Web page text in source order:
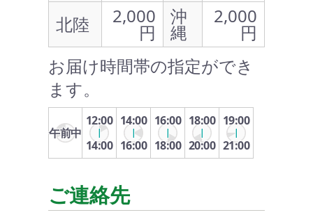
北陸
2,000
円
沖
縄
2,000
円
お届け時間帯の指定ができ
ます。
午前中
12:00
14:00
14:00
16:00
16:00
18:00
18:00
20:00
19:00
21:00
ご連絡先